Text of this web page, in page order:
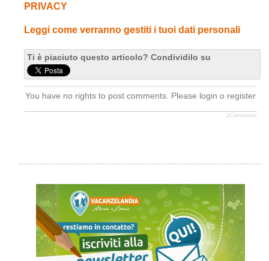
PRIVACY
Leggi come verranno gestiti i tuoi dati personali
Ti è piaciuto questo articolo? Condividilo su
You have no rights to post comments. Please login o register
JComments